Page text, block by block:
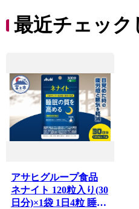
最近チェック
アサヒグループ食品
ネナイト 120粒入り(30
日分)×1袋 1日4粒 睡眠